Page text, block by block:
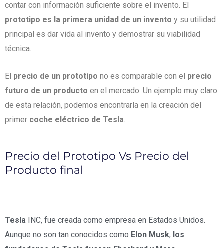
contar con información suficiente sobre el invento. El
prototipo es la primera unidad de un invento y su utilidad
principal es dar vida al invento y demostrar su viabilidad
técnica.
El precio de un prototipo no es comparable con el precio
futuro de un producto en el mercado. Un ejemplo muy claro
de esta relación, podemos encontrarla en la creación del
primer coche eléctrico de Tesla
Precio del Prototipo Vs Precio del
Producto final
Tesla INC, fue creada como empresa en Estados Unidos.
Aunque no son tan conocidos como Elon Musk, los